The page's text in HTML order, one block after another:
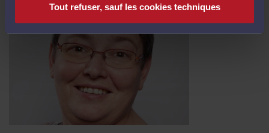
Tout refuser, sauf les cookies techniques